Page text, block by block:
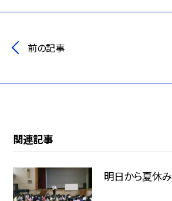
前の記事
関連記事
明日から夏休み